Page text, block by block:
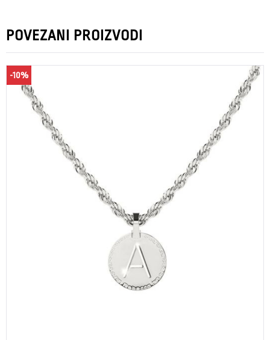
POVEZANI PROIZVODI
-10%